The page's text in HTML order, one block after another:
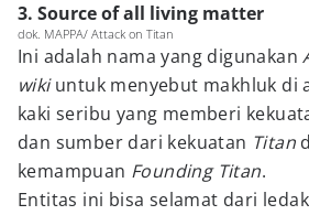
3. Source of all living matter
dok. MAPPA/ Attack on Titan
Ini adalah nama yang digunakan
wikiuntuk menyebut makhluk di
kaki seribu yang memberi
dan sumber dari kekuatan Titan
kemampuan Founding Titan.
Entitas ini bisa selamat dari